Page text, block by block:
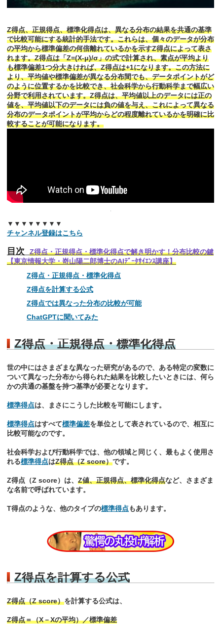
Z得点、正規得点、標準化得点は、異なる分布の結果を共通の基準
で比較可能にする統計的手法です。これらは、個々のデータが分布
の平均から標準偏差の何倍離れているかを示すZ得点によって表さ
れます。Z得点は「Z=(X-μ)/σ」の式で計算され、素点が平均より
も標準偏差1つ分大きければ、Z得点は+1になります。この方法に
より、平均値や標準偏差が異なる分布間でも、データポイントがど
のように位置するかを比較でき、社会科学から行動科学まで幅広い
分野で利用されています。Z得点は、平均値以上のデータには正の
値を、平均値以下のデータには負の値を与え、これによって異なる
分布のデータポイントが平均からどの程度離れているかを明確に比
較することが可能になります。
▼▼▼▼▼▼▼▼
チャンネル登録はこちら
目次
Z得点・正規得点・標準化得点で解き明かす！分布比較の鍵
【東京情報大学・嵜山陽二郎博士のAIﾃﾞｰﾀｻｲｴﾝｽ講座】
Z得点・正規得点・標準化得点
Z得点を計算する公式
Z得点では異なった分布の比較が可能
ChatGPTに聞いてみた
Z得点・正規得点・標準化得点
世の中にはさまざまな異なった研究があるので、ある特定の変数に
ついて異なった分布から得られた結果を比較したいときには、何ら
かの共通の基盤を持つ基準が必要となります。
標準得点は、まさにこうした比較を可能にします。
標準得点はすべて標準偏差を単位として表されているので、相互に
比較可能なのです。
社会科学および行動科学では、他の領域と同じく、最もよく使用さ
れる標準得点はZ得点（Z score）です。
Z得点（Z score）は、 Z値、正規得点、標準化得点など、さまざま
な名前で呼ばれています。
T得点のような、他のタイプの標準得点もあります。
Z得点を計算する公式
Z得点（Z score）を計算する公式は、
Z得点＝（X－Xの平均）／標準偏差